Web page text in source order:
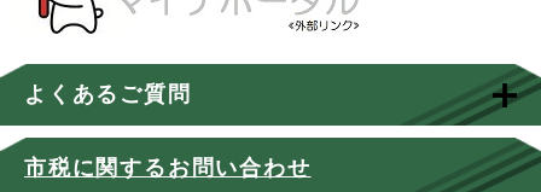
よくあるご質問
市税に関するお問い合わせ